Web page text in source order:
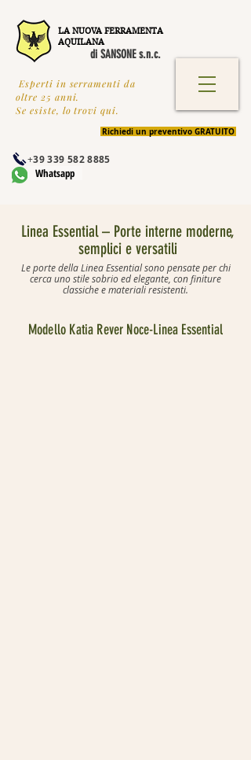
LA NUOVA FERRAMENTA
AQUILANA
di SANSONE s.n.c.
Esperti in serramenti da
oltre 25 anni.
Se esiste, lo trovi qui.
Richiedi un preventivo GRATUITO
+39 339 582 8885
Whatsapp
Linea Essential – Porte interne moderne,
semplici e versatili
Le porte della Linea Essential sono pensate per chi
cerca uno stile sobrio ed elegante, con finiture
classiche e materiali resistenti.
Modello Katia Rever Noce-Linea Essential